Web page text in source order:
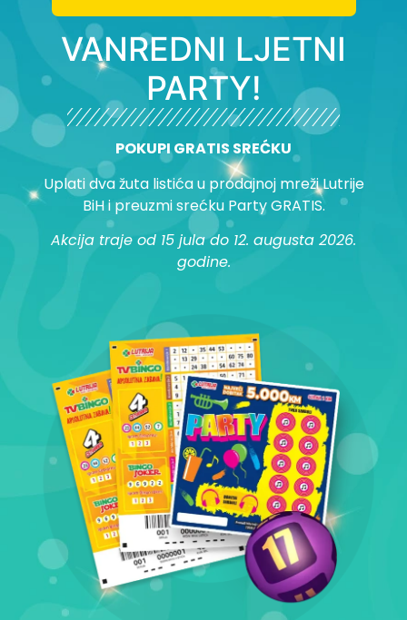
VANREDNI LJETNI
PARTY!
POKUPI GRATIS SREĆKU
Uplati dva žuta listića u prodajnoj mreži Lutrije
BiH i preuzmi srećku Party GRATIS.
Akcija traje od 15 jula do 12. augusta 2026.
godine.